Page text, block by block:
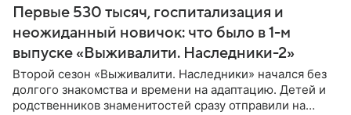
Первые 530 тысяч, госпитализация и
неожиданный новичок: что было в 1-м
выпуске «Выживалити. Наследники-2»
Второй сезон «Выживалити. Наследники» начался без
долгого знакомства и времени на адаптацию. Детей и
родственников знаменитостей сразу отправили на